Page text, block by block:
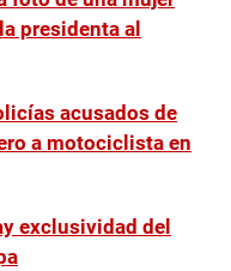
presidenta al
acusados de
a motociclista en
exclusividad del